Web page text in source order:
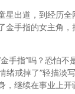
出道，到经历全
金手指的女主角
手指”吗？恐怕不
绪戒掉了”轻描淡
继续在事业上开